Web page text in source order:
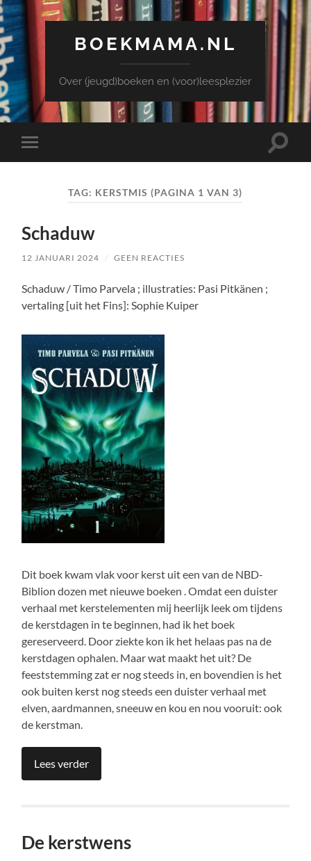
BOEKMAMA.NL
Over (jeugd)boeken en (voor)leesplezier
Toggle
mobiel
Toggle
TAG: KERSTMIS (PAGINA 1 VAN 3)
Schaduw
12 JANUARI 2024 / GEEN REACTIES
Schaduw / Timo Parvela ; illustraties: Pasi Pitkänen ;
vertaling [uit het Fins]: Sophie Kuiper
Dit boek kwam vlak voor kerst uit een van de NBD-
Biblion dozen met nieuwe boeken . Omdat een duister
verhaal met kerstelementen mij heerlijk leek om tijdens
de kerstdagen in te beginnen, had ik het boek
gereserveerd. Door ziekte kon ik het helaas pas na de
kerstdagen ophalen. Maar wat maakt het uit? De
feeststemming zat er nog steeds in, en bovendien is het
ook buiten kerst nog steeds een duister verhaal met
elven, aardmannen, sneeuw en kou en nou vooruit: ook
de kerstman.
Lees verder
De kerstwens